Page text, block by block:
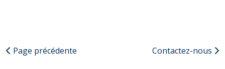
Page précédente Contactez-nous